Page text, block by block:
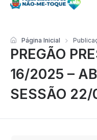
PREGÃO
16/2025 –
SESSÃO
Página Inicial